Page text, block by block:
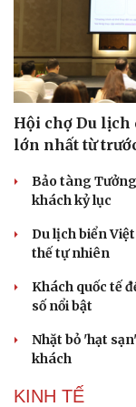
Du lịch
Tư vấn
Săn Tour
Hội chợ Du lịch
lớn nhất từ
Bảo tàng
khách kỷ lục
Du lịch biển
thế tự nhiên
Khách quốc tế
số nổi bật
Nhặt bỏ 'hạt
khách
KINH TẾ